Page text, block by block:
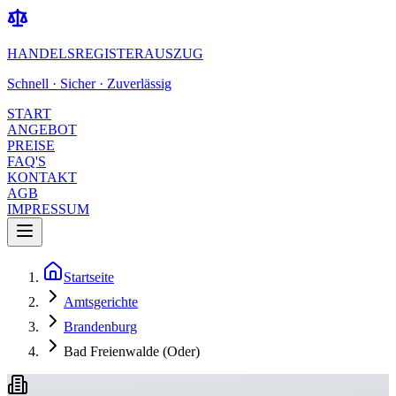
HANDELSREGISTERAUSZUG
Schnell · Sicher · Zuverlässig
START
ANGEBOT
PREISE
FAQ'S
KONTAKT
AGB
IMPRESSUM
Startseite
Amtsgerichte
Brandenburg
Bad Freienwalde (Oder)